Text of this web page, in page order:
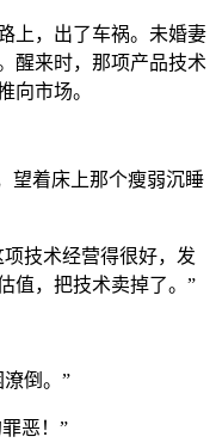
上，出了车祸。未婚妻
醒来时，那项产品技术
向市场。
望着床上那个瘦弱沉睡
技术经营得很好，发
值，把技术卖掉了。”
倒。”
恶！”